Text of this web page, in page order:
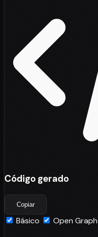
Código gerado
Copiar
Básico Open Graph